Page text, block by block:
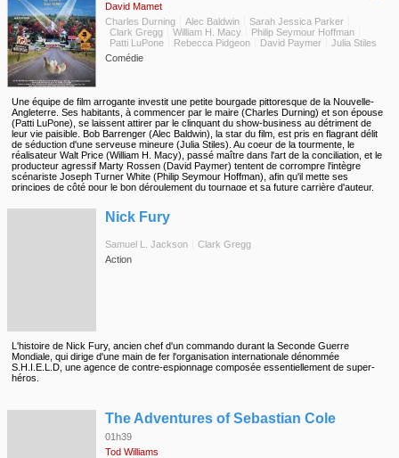
David Mamet
Charles Durning
Alec Baldwin
Sarah Jessica Parker
Clark Gregg
William H. Macy
Philip Seymour Hoffman
Patti LuPone
Rebecca Pidgeon David Paymer
Julia Stiles
Comédie
Une équipe de film arrogante investit une petite bourgade pittoresque de la Nouvelle-
Angleterre. Ses habitants, à commencer par le maire (Charles Durning) et son épouse
(Patti LuPone), se laissent attirer par le clinquant du show-business au détriment de
leur vie paisible. Bob Barrenger (Alec Baldwin), la star du film, est pris en flagrant délit
de séduction d'une serveuse mineure (Julia Stiles). Au coeur de la tourmente, le
réalisateur Walt Price (William H. Macy), passé maître dans l'art de la conciliation, et le
producteur agressif Marty Rossen (David Paymer) tentent de corrompre l'intègre
scénariste Joseph Turner White (Philip Seymour Hoffman), afin qu'il mette ses
principes de côté pour le bon déroulement du tournage et sa future carrière d'auteur.
libraire locale, qui le pousse à se battre pour ses convictions et à faire éclater au grand
jour la vérité. Cette satire de la faune hollywoodienne, réalisée par David Mamet plus
avant-première mondiale au Festival de Deauville 2000.
Nick Fury
Samuel L. Jackson
Clark Gregg
Action
L'histoire de Nick Fury, ancien chef d'un commando durant la Seconde Guerre
Mondiale, qui dirige d'une main de fer l'organisation internationale dénommée
S.H.I.E.L.D, une agence de contre-espionnage composée essentiellement de super-
héros.
The Adventures of Sebastian Cole
01h39
Tod Williams